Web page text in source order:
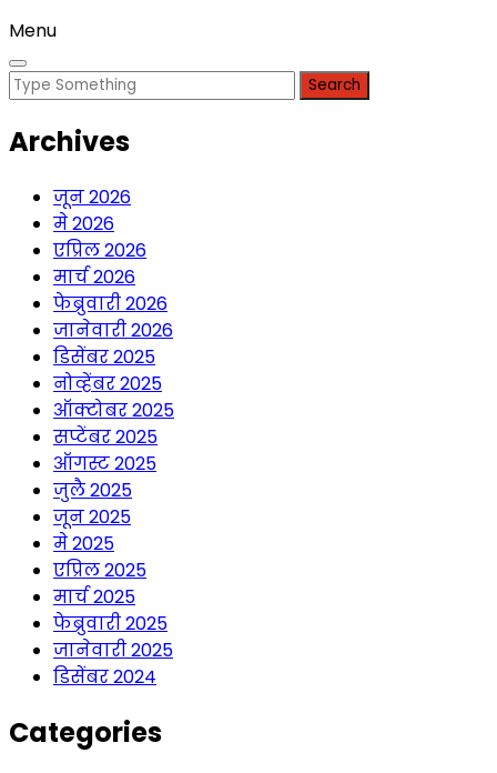
Menu
Search
Archives
जून 2026
मे 2026
एप्रिल 2026
मार्च 2026
फेब्रुवारी 2026
जानेवारी 2026
डिसेंबर 2025
नोव्हेंबर 2025
ऑक्टोबर 2025
सप्टेंबर 2025
ऑगस्ट 2025
जुलै 2025
जून 2025
मे 2025
एप्रिल 2025
मार्च 2025
फेब्रुवारी 2025
जानेवारी 2025
डिसेंबर 2024
Categories